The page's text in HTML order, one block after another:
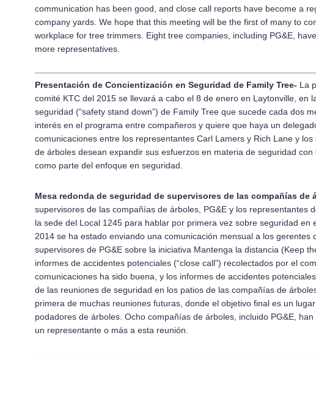
communication has been good, and close call reports have become a
company yards. We hope that this meeting will be the first of many to
workplace for tree trimmers. Eight tree companies, including PG&E,
more representatives.
Presentación de Concientización en Seguridad de Family Tree- La
comité KTC del 2015 se llevará a cabo el 8 de enero en Laytonville, en
seguridad (“safety stand down”) de Family Tree que sucede cada dos
interés en el programa entre compañeros y quiere que haya un
comunicaciones entre los representantes Carl Lamers y Rich Lane y
de árboles desean expandir sus esfuerzos en materia de seguridad
como parte del enfoque en seguridad.
Mesa redonda de seguridad de supervisores de las compañías de
supervisores de las compañías de árboles, PG&E y los representantes
la sede del Local 1245 para hablar por primera vez sobre seguridad en
2014 se ha estado enviando una comunicación mensual a los gerentes
supervisores de PG&E sobre la iniciativa Mantenga la distancia (Keep
informes de accidentes potenciales (“close call”) recolectados por el
comunicaciones ha sido buena, y los informes de accidentes
de las reuniones de seguridad en los patios de las compañías de
primera de muchas reuniones futuras, donde el objetivo final es un
podadores de árboles. Ocho compañías de árboles, incluido PG&E,
un representante o más a esta reunión.